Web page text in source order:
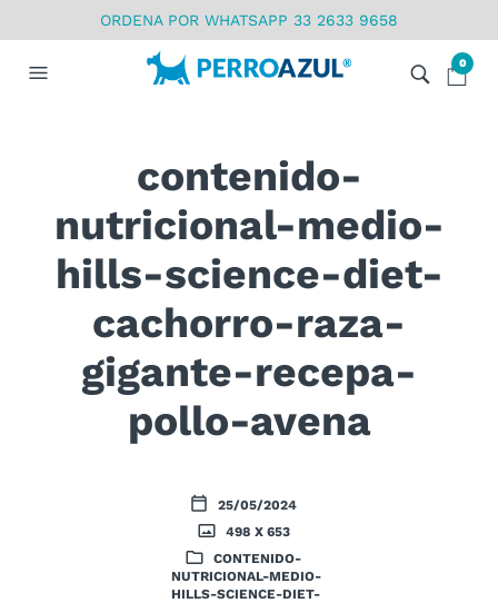
ORDENA POR WHATSAPP 33 2633 9658
0
contenido-
nutricional-medio-
hills-science-diet-
cachorro-raza-
gigante-recepa-
pollo-avena
25/05/2024
498 X 653
CONTENIDO-
NUTRICIONAL-MEDIO-
HILLS-SCIENCE-DIET-